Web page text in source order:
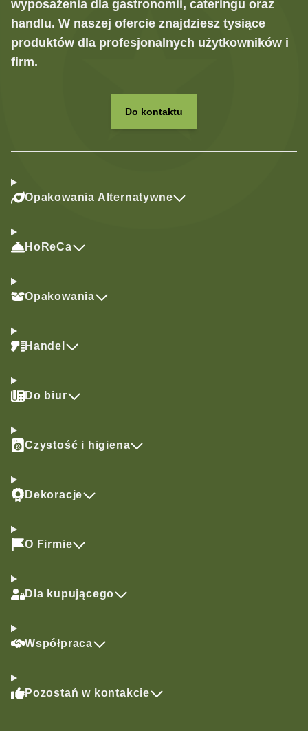
wyposażenia dla gastronomii, cateringu oraz
handlu. W naszej ofercie znajdziesz tysiące
produktów dla profesjonalnych użytkowników i
firm.
Do kontaktu
Opakowania Alternatywne
HoReCa
Opakowania
Handel
Do biur
Czystość i higiena
Dekoracje
O Firmie
Dla kupującego
Współpraca
Pozostań w kontakcie